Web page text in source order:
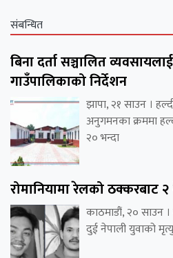
संबन्धित
बिना दर्ता सञ्चालित व्यवसायलाई
गाउँपालिकाको निर्देशन
झापा, २१ साउन ।
अनुगमनका क्रममा
२० भन्दा
रोमानियामा रेलको ठक्करबाट
काठमाडौं, २० साउन
दुई नेपाली युवाको